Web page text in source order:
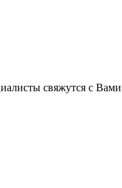
свяжутся с